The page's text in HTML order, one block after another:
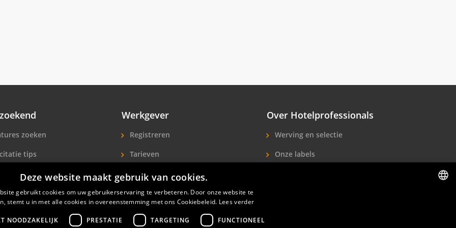
zoeken
tips
A-Z
Werkgever
Registreren
Tarieven
Extra aandacht
Hotelpersoneel zoeken
Over Hotelprofessionals
Werving en selectie
Onze labels
Deze website maakt gebruik van cookies.
gebruikt cookies om uw gebruikerservaring te verbeteren. Door onze website te
stemt u in met alle cookies in overeenstemming met ons Cookiebeleid. Lees verder
NOODZAKELIJK PRESTATIE TARGETING FUNCTIONEEL